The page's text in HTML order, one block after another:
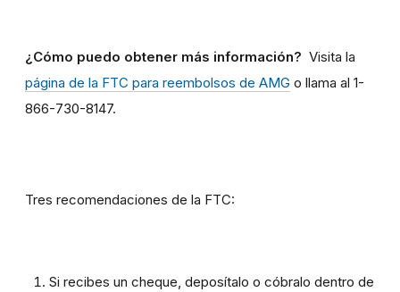
¿Cómo puedo obtener más información? Visita la
página de la FTC para reembolsos de AMG o llama al 1-
866-730-8147.
Tres recomendaciones de la FTC:
Si recibes un cheque, deposítalo o cóbralo dentro de